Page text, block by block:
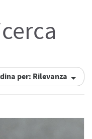
Ordina per: Rilevanza